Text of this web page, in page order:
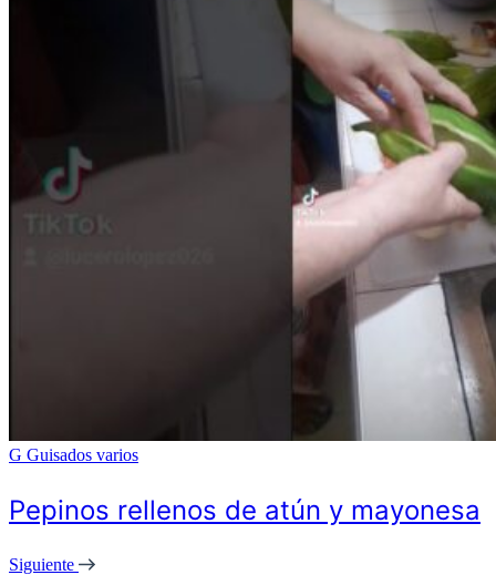
G Guisados varios
Pepinos rellenos de atún y mayonesa
Siguiente